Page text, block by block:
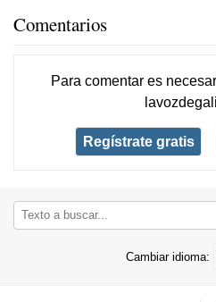
Comentarios
Para comentar es
Regístrate gratis
Cambiar idioma: